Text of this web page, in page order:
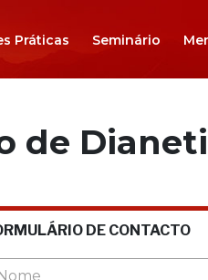
Práticas Seminário
de
DE CONTACTO